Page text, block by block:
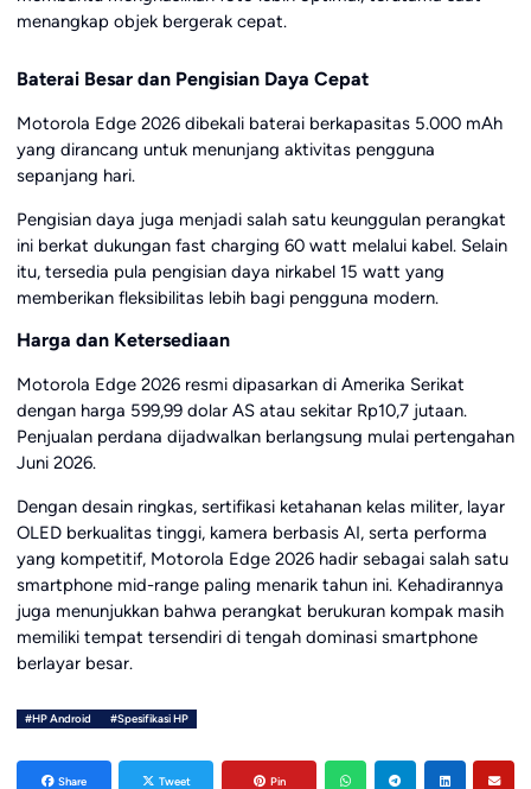
menangkap objek bergerak cepat.
Baterai Besar dan Pengisian Daya Cepat
Motorola Edge 2026 dibekali baterai berkapasitas 5.000 mAh
yang dirancang untuk menunjang aktivitas pengguna
sepanjang hari.
Pengisian daya juga menjadi salah satu keunggulan perangkat
ini berkat dukungan fast charging 60 watt melalui kabel. Selain
itu, tersedia pula pengisian daya nirkabel 15 watt yang
memberikan fleksibilitas lebih bagi pengguna modern.
Harga dan Ketersediaan
Motorola Edge 2026 resmi dipasarkan di Amerika Serikat
dengan harga 599,99 dolar AS atau sekitar Rp10,7 jutaan.
Penjualan perdana dijadwalkan berlangsung mulai pertengahan
Juni 2026.
Dengan desain ringkas, sertifikasi ketahanan kelas militer, layar
OLED berkualitas tinggi, kamera berbasis AI, serta performa
yang kompetitif, Motorola Edge 2026 hadir sebagai salah satu
smartphone mid-range paling menarik tahun ini. Kehadirannya
juga menunjukkan bahwa perangkat berukuran kompak masih
memiliki tempat tersendiri di tengah dominasi smartphone
berlayar besar.
#HP Android #Spesifikasi HP
Share Tweet Pin